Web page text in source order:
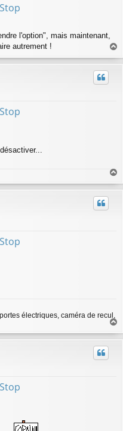
l'option", mais maintenant,
autrement !
a
u
a
u
électriques, caméra de recul,
a
u